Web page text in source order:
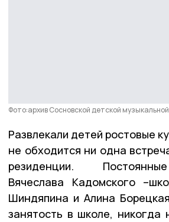
Фото:архив Сосновской детской
Развлекали детей ростовые
не обходится ни одна
резиденции.
Вячеслава Кадомского
Шиндяпина и Алина
занятость в школе, никогда